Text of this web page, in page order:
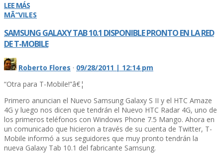
LEE MÁS
MÃ“VILES
SAMSUNG GALAXY TAB 10.1 DISPONIBLE PRONTO EN LA RED
DE T-MOBILE
Roberto Flores · 09/28/2011 | 12:14 pm
“Otra para T-Mobile!”â€¦
Primero anuncian el Nuevo Samsung Galaxy S II y el HTC Amaze
4G y luego nos dicen que tendrán el Nuevo HTC Radar 4G, uno de
los primeros teléfonos con Windows Phone 7.5 Mango. Ahora en
un comunicado que hicieron a través de su cuenta de Twitter, T-
Mobile informó a sus seguidores que muy pronto tendrán la
nueva Galaxy Tab 10.1 del fabricante Samsung.